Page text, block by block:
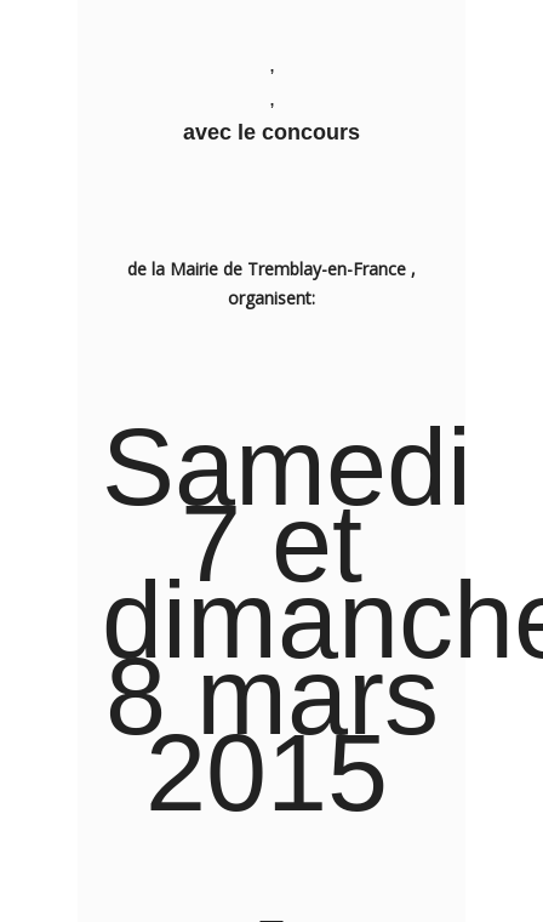
,
,
avec le concours
de la Mairie de Tremblay-en-France ,
organisent:
Samedi
7 et
8 mars
2015